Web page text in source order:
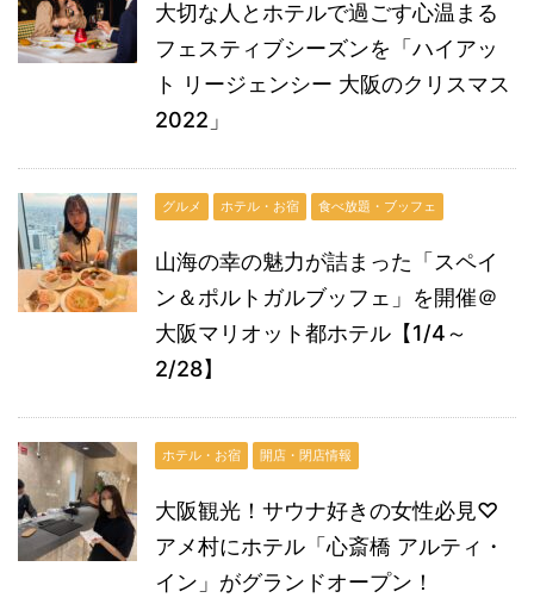
大切な人とホテルで過ごす心温まる
フェスティブシーズンを「ハイアッ
ト リージェンシー 大阪のクリスマス
2022」
グルメ ホテル・お宿 食べ放題・ブッフェ
山海の幸の魅力が詰まった「スペイ
ン＆ポルトガルブッフェ」を開催＠
大阪マリオット都ホテル【1/4～
2/28】
ホテル・お宿 開店・閉店情報
大阪観光！サウナ好きの女性必見♡
アメ村にホテル「心斎橋 アルティ・
イン」がグランドオープン！